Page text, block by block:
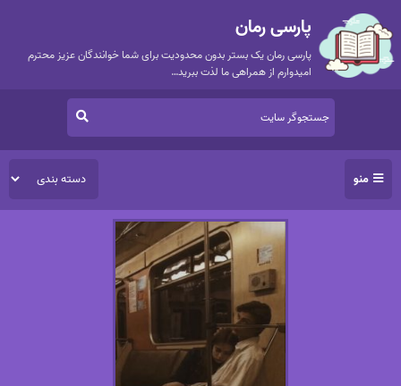
پارسی رمان
پارسی رمان یک بستر بدون محدودیت برای شما خوانندگان عزیز محترم
امیدوارم از همراهی ما لذت ببرید…
منو